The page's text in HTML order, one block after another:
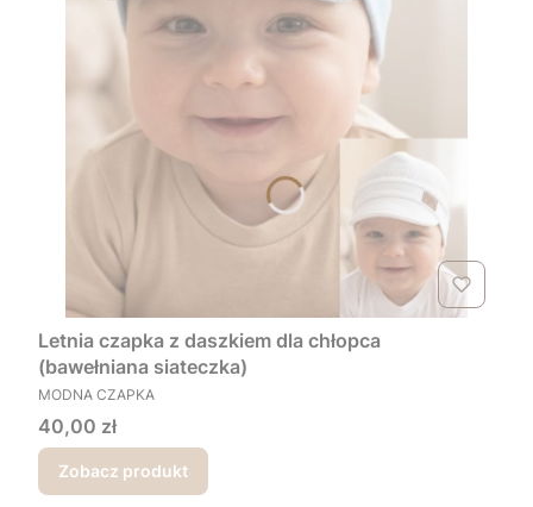
Letnia czapka z daszkiem dla chłopca
(bawełniana siateczka)
PRODUCENT
MODNA CZAPKA
Cena
40,00 zł
Zobacz produkt